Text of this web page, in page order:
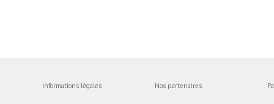
Informations légales Nos partenaires